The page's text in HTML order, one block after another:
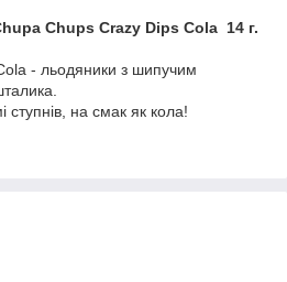
Chups Crazy Dips Cola 14 г.
- льодяники з шипучим
на смак як кола!